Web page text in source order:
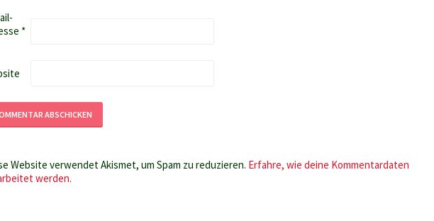
*
Website verwendet Akismet, um Spam zu reduzieren. Erfahre, wie deine Kommentardaten
werden.